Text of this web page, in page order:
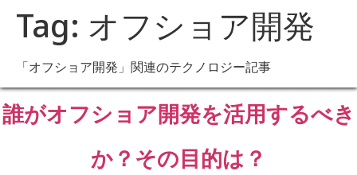
Tag: オフショア開発
「オフショア開発」関連のテクノロジー記事
誰がオフショア開発を活用するべき
か？その目的は？